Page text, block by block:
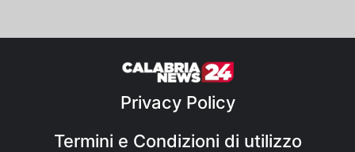
Privacy Policy
Termini e Condizioni di utilizzo